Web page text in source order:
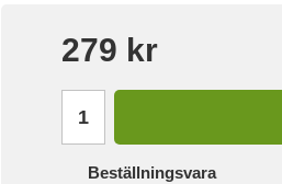
279 kr
Beställningsvara